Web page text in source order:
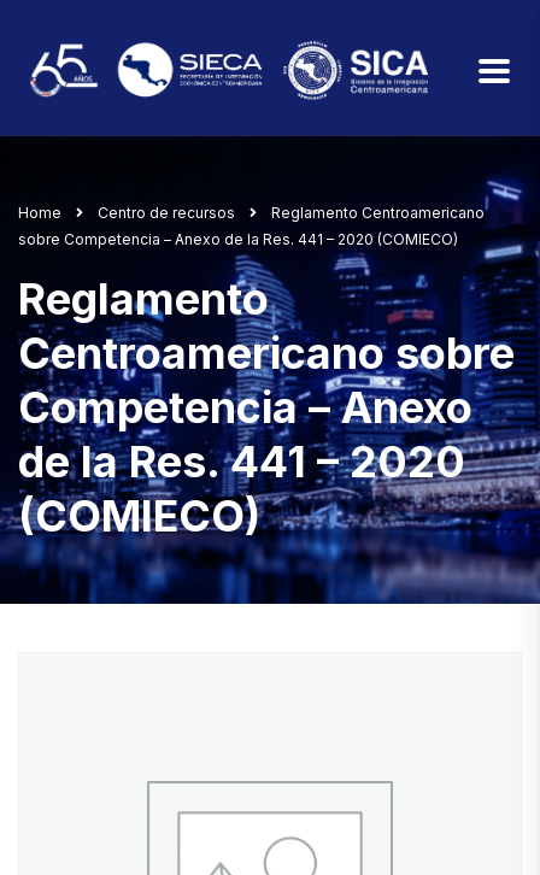
Home Centro de recursos
Reglamento Centroamericano
sobre Competencia – Anexo de la Res. 441 – 2020 (COMIECO)
Reglamento
Centroamericano sobre
Competencia – Anexo
de la Res. 441 – 2020
(COMIECO)